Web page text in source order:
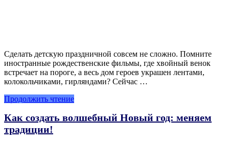
Сделать детскую праздничной совсем не сложно. Помните
иностранные рождественские фильмы, где хвойный венок
встречает на пороге, а весь дом героев украшен лентами,
колокольчиками, гирляндами? Сейчас …
Продолжить чтение
Как создать волшебный Новый год: меняем
традиции!